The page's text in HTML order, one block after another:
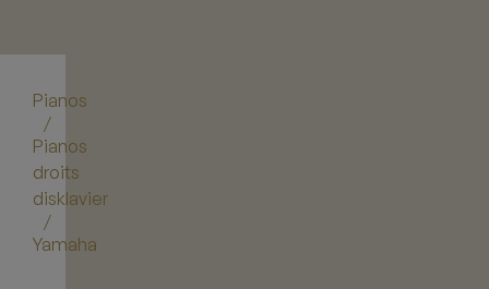
Pianos
/
Pianos
droits
disklavier
/
Yamaha